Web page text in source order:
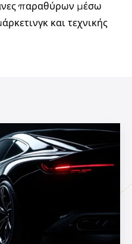
παραθύρων μέσω
και τεχνικής